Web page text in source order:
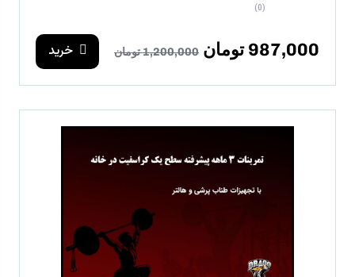
(0)
987,000 تومان 1,200,000 تومان خرید